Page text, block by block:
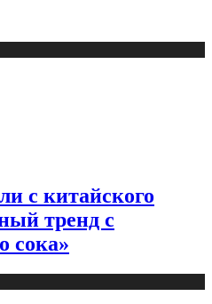
с китайского
тренд с
сока»